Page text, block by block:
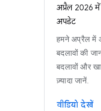
अप्रैल 2026 में
अपडेट
हमने अप्रैल में
बदलावों की
बदलावों और
ज़्यादा जानें.
वीडियो देखें